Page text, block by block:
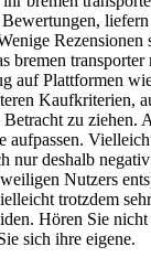
Rezensionen
bremen
auf Plattformen
Kaufkriterien,
zu ziehen.
aufpassen.
nur deshalb
Nutzers
trotzdem
Hören Sie
sich ihre eigene.